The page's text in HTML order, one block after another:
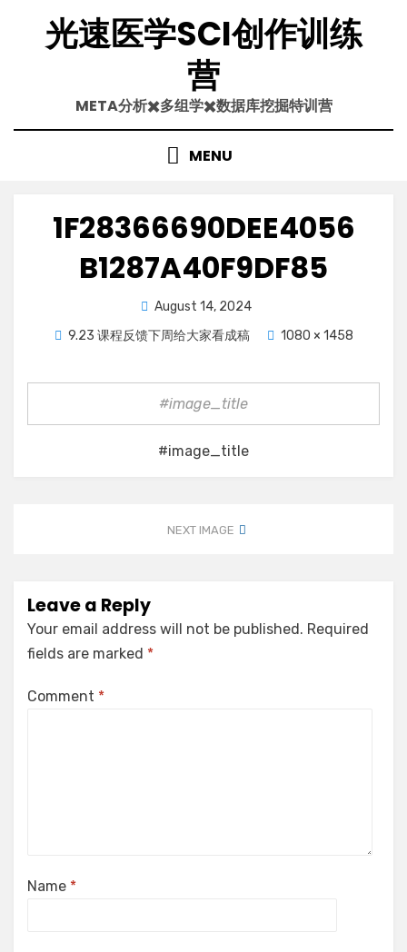
content光速医学SCI创作训练
营
META分析✖️多组学✖️数据库挖掘特训营
MENU
1F28366690DEE4056
B1287A40F9DF85
Posted
August 14, 2024
9.23 课程反馈下周给大家看成稿
1080 × 1458
#image_title
#image_title
NEXT IMAGE
Leave a Reply
Your email address will not be published. Required
fields are marked *
Comment *
Name *